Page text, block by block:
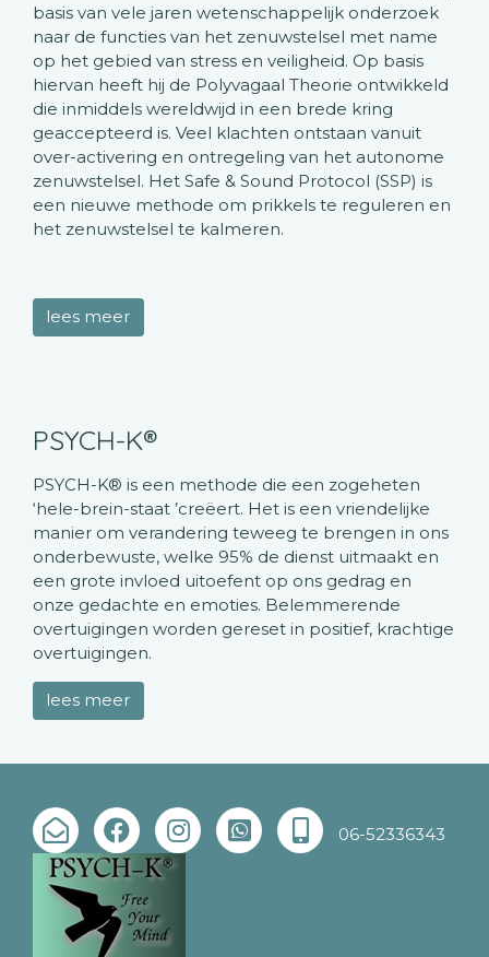
basis van vele jaren wetenschappelijk onderzoek
naar de functies van het zenuwstelsel met name
op het gebied van stress en veiligheid. Op basis
hiervan heeft hij de Polyvagaal Theorie ontwikkeld
die inmiddels wereldwijd in een brede kring
geaccepteerd is. Veel klachten ontstaan vanuit
over-activering en ontregeling van het autonome
zenuwstelsel. Het Safe & Sound Protocol (SSP) is
een nieuwe methode om prikkels te reguleren en
het zenuwstelsel te kalmeren.
lees meer
PSYCH-K®
PSYCH-K® is een methode die een zogeheten
‘hele-brein-staat ’creëert. Het is een vriendelijke
manier om verandering teweeg te brengen in ons
onderbewuste, welke 95% de dienst uitmaakt en
een grote invloed uitoefent op ons gedrag en
onze gedachte en emoties. Belemmerende
overtuigingen worden gereset in positief, krachtige
overtuigingen.
lees meer
06-52336343